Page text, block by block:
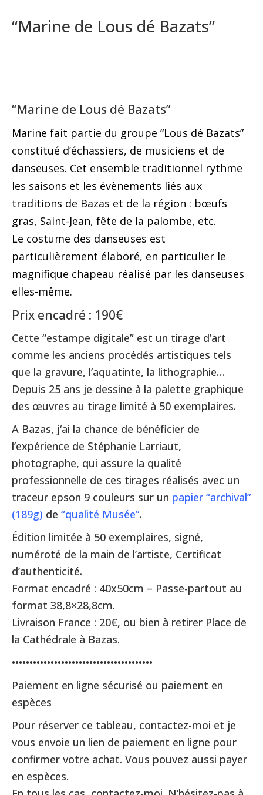
“Marine de Lous dé Bazats”
“Marine de Lous dé Bazats”
Marine fait partie du groupe “Lous dé Bazats”
constitué d’échassiers, de musiciens et de
danseuses. Cet ensemble traditionnel rythme
les saisons et les évènements liés aux
traditions de Bazas et de la région : bœufs
gras, Saint-Jean, fête de la palombe, etc.
Le costume des danseuses est
particulièrement élaboré, en particulier le
magnifique chapeau réalisé par les danseuses
elles-même.
Prix encadré : 190€
Cette “estampe digitale” est un tirage d’art
comme les anciens procédés artistiques tels
que la gravure, l’aquatinte, la lithographie…
Depuis 25 ans je dessine à la palette graphique
des œuvres au tirage limité à 50 exemplaires.
A Bazas, j‘ai la chance de bénéficier de
l’expérience de Stéphanie Larriaut,
photographe, qui assure la qualité
professionnelle de ces tirages réalisés avec un
traceur epson 9 couleurs sur un papier “archival”
(189g) de “qualité Musée”.
Édition limitée à 50 exemplaires, signé,
numéroté de la main de l’artiste, Certificat
d’authenticité.
Format encadré : 40x50cm – Passe-partout au
format 38,8×28,8cm.
Livraison France : 20€, ou bien à retirer Place de
la Cathédrale à Bazas.
••••••••••••••••••••••••••••••••••••••••
Paiement en ligne sécurisé ou paiement en
espèces
Pour réserver ce tableau, contactez-moi et je
vous envoie un lien de paiement en ligne pour
confirmer votre achat. Vous pouvez aussi payer
en espèces.